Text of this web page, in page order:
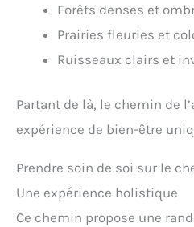
Forêts denses et
Prairies fleuries et
Ruisseaux clairs et
Partant de là, le chemin de
expérience de bien-être
Prendre soin de soi sur le
Une expérience holistique
Ce chemin propose une